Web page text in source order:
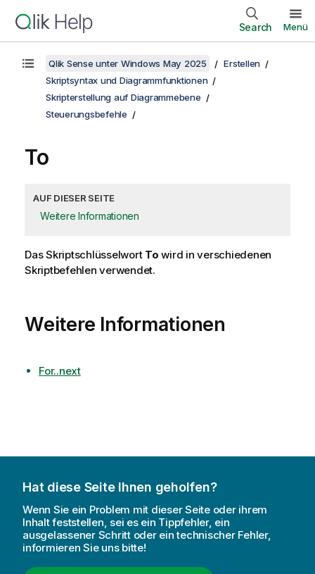
Search Menü
Qlik Sense unter Windows May 2025
Erstellen
Skriptsyntax und Diagrammfunktionen
Skripterstellung auf Diagrammebene
Steuerungsbefehle
To
AUF DIESER SEITE
Weitere Informationen
Das Skriptschlüsselwort To wird in verschiedenen
Skriptbefehlen verwendet.
Weitere Informationen
For..next
Hat diese Seite Ihnen geholfen?
Wenn Sie ein Problem mit dieser Seite oder ihrem
Inhalt feststellen, sei es ein Tippfehler, ein
ausgelassener Schritt oder ein technischer Fehler,
informieren Sie uns bitte!